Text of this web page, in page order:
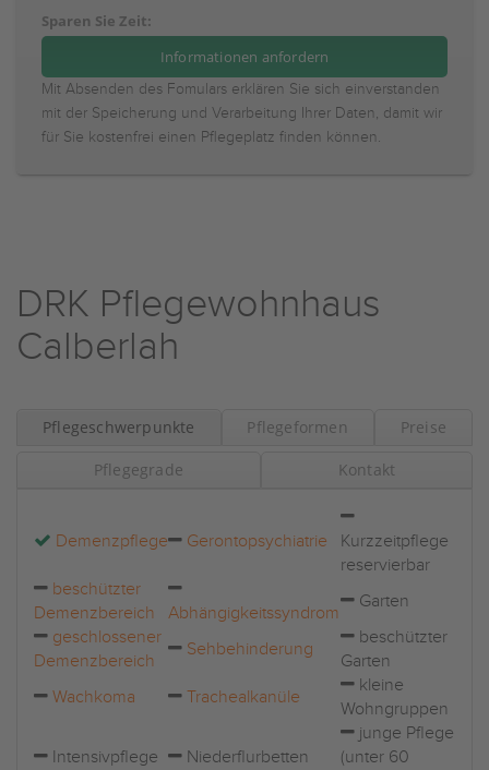
Sparen Sie Zeit:
Mit Absenden des Fomulars erklären Sie sich einverstanden
mit der Speicherung und Verarbeitung Ihrer Daten, damit wir
für Sie kostenfrei einen Pflegeplatz finden können.
DRK Pflegewohnhaus
Calberlah
Pflegeschwerpunkte Pflegeformen Preise
Pflegegrade Kontakt
Demenzpflege Gerontopsychiatrie
Kurzzeitpflege
reservierbar
beschützter
Demenzbereich
Abhängigkeitssyndrom
Garten
geschlossener
Demenzbereich
Sehbehinderung
beschützter
Garten
Wachkoma
Trachealkanüle
kleine
Wohngruppen
Intensivpflege Niederflurbetten
junge Pflege
(unter 60